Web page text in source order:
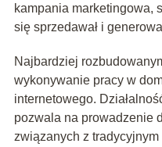
kampania marketingowa,
się sprzedawał i
Najbardziej
wykonywanie pracy w
internetowego.
pozwala na prowadzenie
związanych z